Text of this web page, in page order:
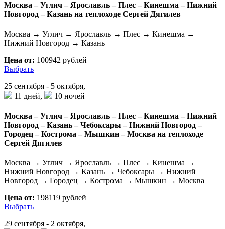
Москва – Углич – Ярославль – Плес – Кинешма – Нижний
Новгород – Казань на теплоходе Сергей Дягилев
Москва → Углич → Ярославль → Плес → Кинешма →
Нижний Новгород → Казань
Цена от: 100942 рублей
Выбрать
25 сентября - 5 октября,
11 дней,
10 ночей
Москва – Углич – Ярославль – Плес – Кинешма – Нижний
Новгород – Казань – Чебоксары – Нижний Новгород –
Городец – Кострома – Мышкин – Москва на теплоходе
Сергей Дягилев
Москва → Углич → Ярославль → Плес → Кинешма →
Нижний Новгород → Казань → Чебоксары → Нижний
Новгород → Городец → Кострома → Мышкин → Москва
Цена от: 198119 рублей
Выбрать
29 сентября - 2 октября,